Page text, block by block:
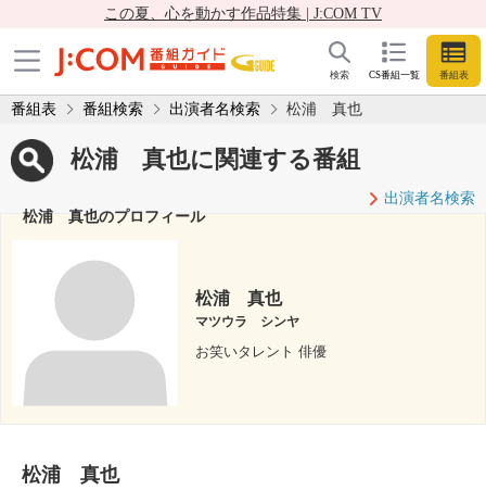
この夏、心を動かす作品特集 | J:COM TV
CS番組一覧 番組表
検索
番組表 番組検索 出演者名検索 松浦 真也
松浦 真也に関連する番組
出演者名検索
松浦 真也のプロフィール
松浦 真也
マツウラ シンヤ
お笑いタレント 俳優
松浦 真也